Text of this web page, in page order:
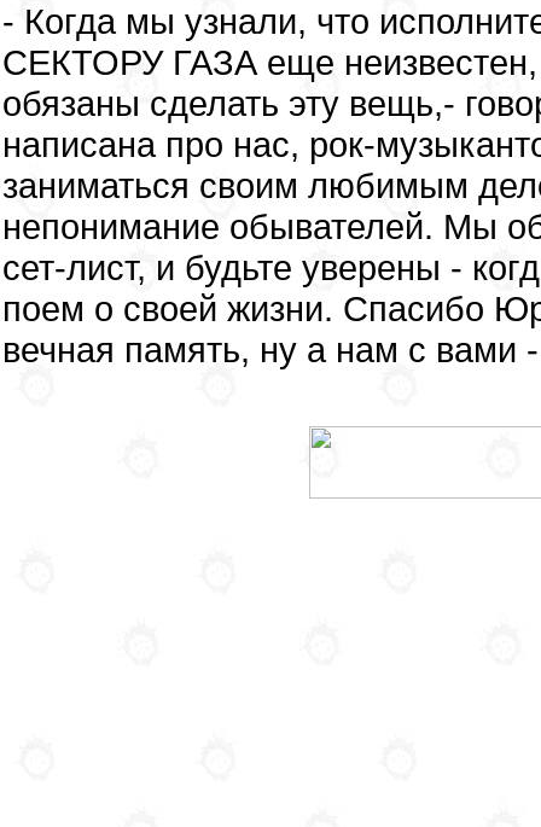
- Когда мы узнали, что
СЕКТОРУ ГАЗА еще неизвестен,
обязаны сделать эту вещь,-
написана про нас, рок-
заниматься своим любимым
непонимание обывателей. Мы
сет-лист, и будьте уверены -
поем о своей жизни. Спасибо
вечная память, ну а нам с вами